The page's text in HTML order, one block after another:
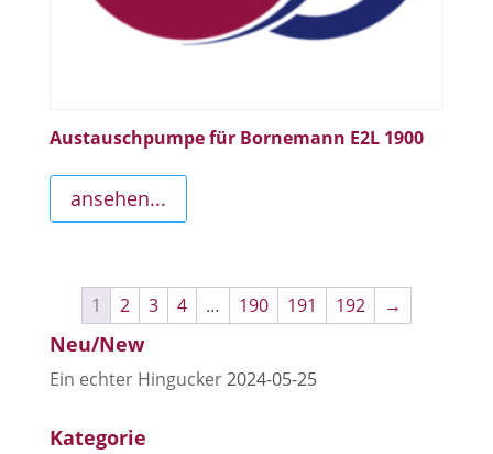
Austauschpumpe für Bornemann E2L 1900
ansehen...
1 2 3 4 … 190 191 192 →
Neu/New
Ein echter Hingucker2024-05-25
Kategorie